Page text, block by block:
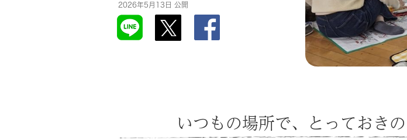
2026年5月13日 公開
いつもの場所で、とっておき